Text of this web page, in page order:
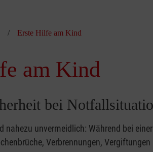
Erste Hilfe am Kind
am Kind
bei
nahezu unvermeidlich: Während bei
Verbrennungen,